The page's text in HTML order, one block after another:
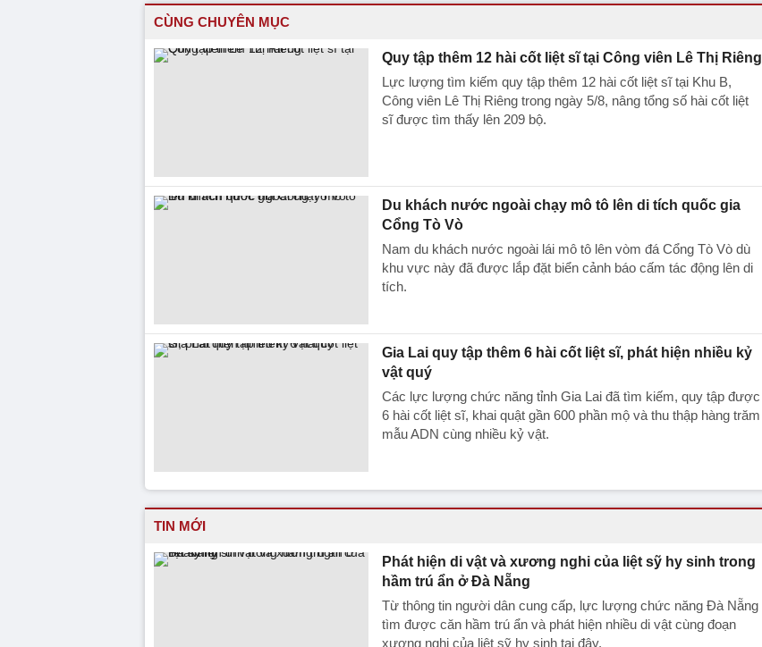
CÙNG CHUYÊN MỤC
Quy tập thêm 12 hài cốt liệt sĩ tại Công viên Lê Thị Riêng
Lực lượng tìm kiếm quy tập thêm 12 hài cốt liệt sĩ tại Khu B,
Công viên Lê Thị Riêng trong ngày 5/8, nâng tổng số hài cốt liệt
sĩ được tìm thấy lên 209 bộ.
Du khách nước ngoài chạy mô tô lên di tích quốc gia
Cổng Tò Vò
Nam du khách nước ngoài lái mô tô lên vòm đá Cổng Tò Vò dù
khu vực này đã được lắp đặt biển cảnh báo cấm tác động lên di
tích.
Gia Lai quy tập thêm 6 hài cốt liệt sĩ, phát hiện nhiều kỷ
vật quý
Các lực lượng chức năng tỉnh Gia Lai đã tìm kiếm, quy tập được
6 hài cốt liệt sĩ, khai quật gần 600 phần mộ và thu thập hàng trăm
mẫu ADN cùng nhiều kỷ vật.
TIN MỚI
Phát hiện di vật và xương nghi của liệt sỹ hy sinh trong
hầm trú ẩn ở Đà Nẵng
Từ thông tin người dân cung cấp, lực lượng chức năng Đà Nẵng
tìm được căn hầm trú ẩn và phát hiện nhiều di vật cùng đoạn
xương nghi của liệt sỹ hy sinh tại đây.